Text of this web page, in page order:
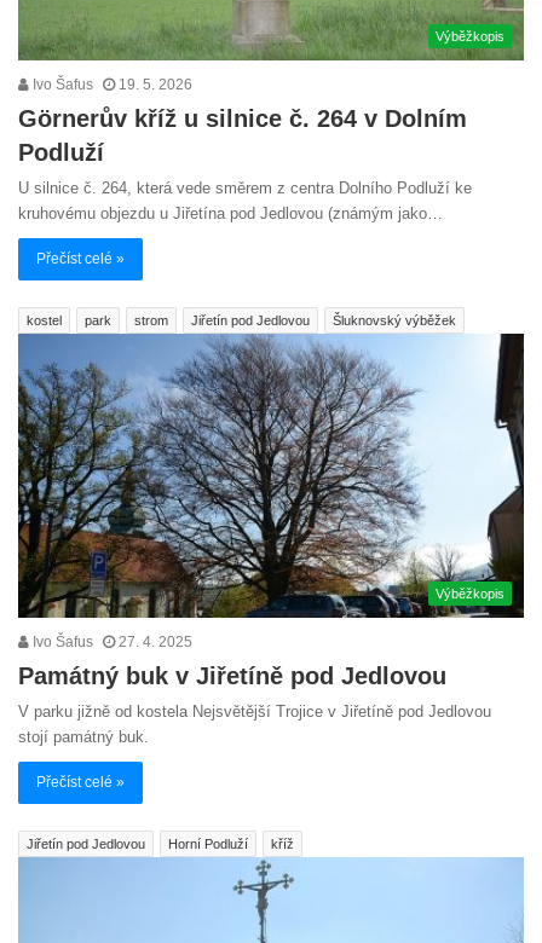
Výběžkopis
Ivo Šafus 19. 5. 2026
Görnerův kříž u silnice č. 264 v Dolním
Podluží
U silnice č. 264, která vede směrem z centra Dolního Podluží ke
kruhovému objezdu u Jiřetína pod Jedlovou (známým jako…
Přečíst celé »
kostel park strom Jiřetín pod Jedlovou Šluknovský výběžek
Výběžkopis
Ivo Šafus 27. 4. 2025
Památný buk v Jiřetíně pod Jedlovou
V parku jižně od kostela Nejsvětější Trojice v Jiřetíně pod Jedlovou
stojí památný buk.
Přečíst celé »
Jiřetín pod Jedlovou Horní Podluží kříž